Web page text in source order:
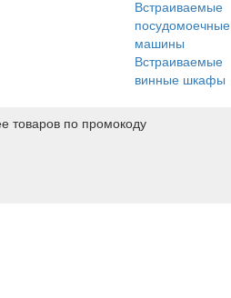
Встраиваемые
посудомоечные
машины
Встраиваемые
винные шкафы
товаров по промокоду